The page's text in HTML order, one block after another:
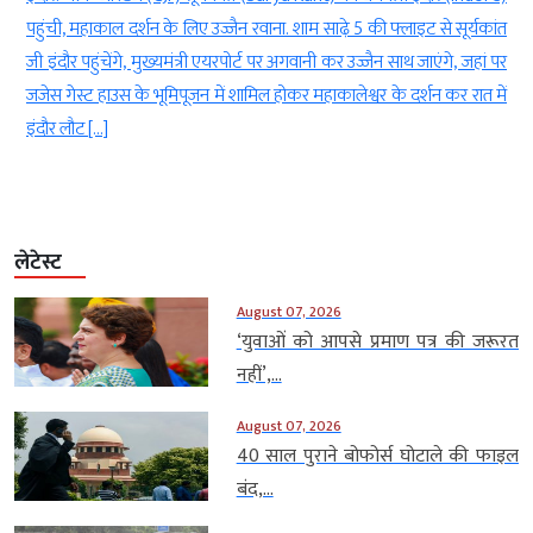
महाकाल दर्शन के लिए उज्जैन रवाना. शाम साढ़े 5 की फ्लाइट से सूर्यकांत
पहुंचेंगे, मुख्यमंत्री एयरपोर्ट पर अगवानी कर उज्जैन साथ जाएंगे, जहां पर
गेस्ट हाउस के भूमिपूजन में शामिल होकर महाकालेश्वर के दर्शन कर रात में
लौट […]
तरीका
ड्रोन
लेटेस्ट
August 07, 2026
‘युवाओं को आपसे प्रमाण पत्र की जरूरत
नहीं’,...
August 07, 2026
40 साल पुराने बोफोर्स घोटाले की फाइल
बंद,...